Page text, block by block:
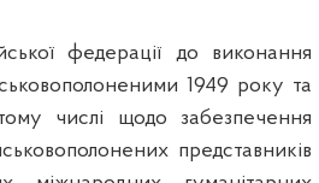
федерації до виконання
1949 року та
числі щодо забезпечення
представників